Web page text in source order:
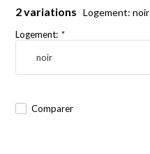
2 variations Logement: noir
Logement: *
Comparer